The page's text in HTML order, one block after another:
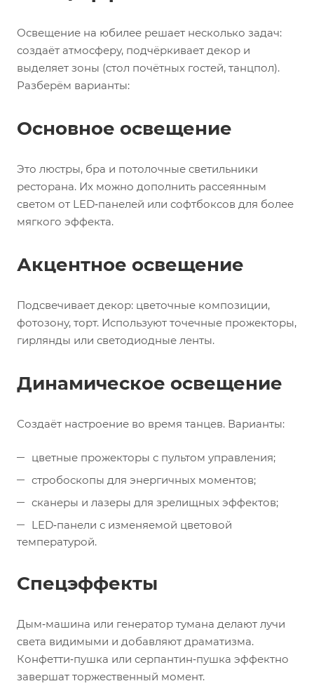
Освещение на юбилее решает несколько задач:
создаёт атмосферу, подчёркивает декор и
выделяет зоны (стол почётных гостей, танцпол).
Разберём варианты:
Основное освещение
Это люстры, бра и потолочные светильники
ресторана. Их можно дополнить рассеянным
светом от LED‑панелей или софтбоксов для более
мягкого эффекта.
Акцентное освещение
Подсвечивает декор: цветочные композиции,
фотозону, торт. Используют точечные прожекторы,
гирлянды или светодиодные ленты.
Динамическое освещение
Создаёт настроение во время танцев. Варианты:
цветные прожекторы с пультом управления;
стробоскопы для энергичных моментов;
сканеры и лазеры для зрелищных эффектов;
LED‑панели с изменяемой цветовой
температурой.
Спецэффекты
Дым‑машина или генератор тумана делают лучи
света видимыми и добавляют драматизма.
Конфетти‑пушка или серпантин‑пушка эффектно
завершат торжественный момент.